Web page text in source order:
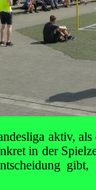
aktiv,
in der